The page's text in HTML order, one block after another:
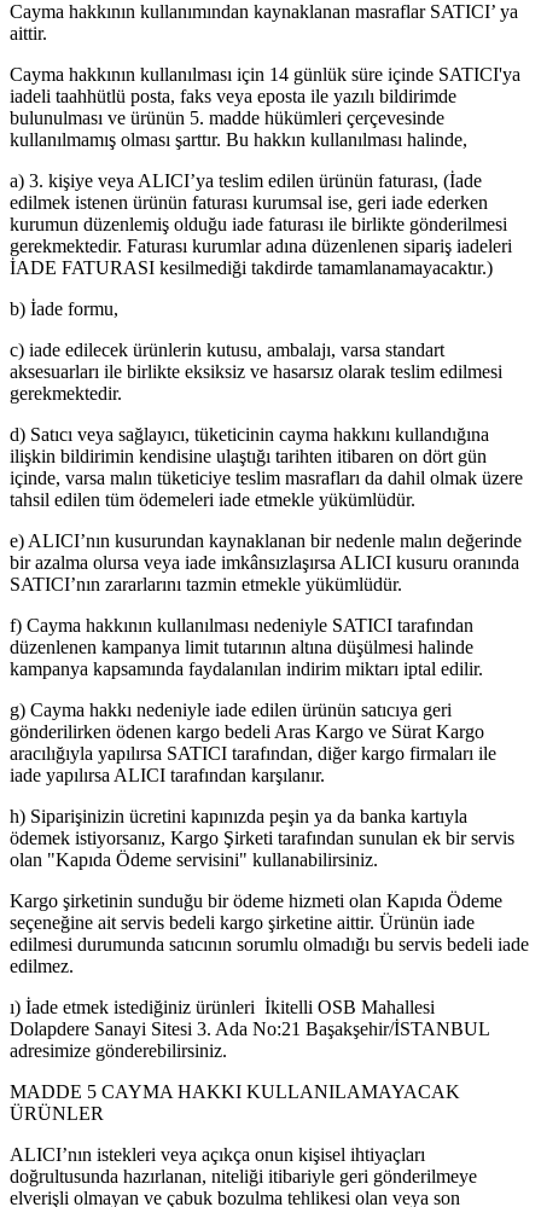
Cayma hakkının kullanımından kaynaklanan masraflar SATICI’ ya
aittir.
Cayma hakkının kullanılması için 14 günlük süre içinde SATICI'ya
iadeli taahhütlü posta, faks veya eposta ile yazılı bildirimde
bulunulması ve ürünün 5. madde hükümleri çerçevesinde
kullanılmamış olması şarttır. Bu hakkın kullanılması halinde,
a) 3. kişiye veya ALICI’ya teslim edilen ürünün faturası, (İade
edilmek istenen ürünün faturası kurumsal ise, geri iade ederken
kurumun düzenlemiş olduğu iade faturası ile birlikte gönderilmesi
gerekmektedir. Faturası kurumlar adına düzenlenen sipariş iadeleri
İADE FATURASI kesilmediği takdirde tamamlanamayacaktır.)
b) İade formu,
c) iade edilecek ürünlerin kutusu, ambalajı, varsa standart
aksesuarları ile birlikte eksiksiz ve hasarsız olarak teslim edilmesi
gerekmektedir.
d) Satıcı veya sağlayıcı, tüketicinin cayma hakkını kullandığına
ilişkin bildirimin kendisine ulaştığı tarihten itibaren on dört gün
içinde, varsa malın tüketiciye teslim masrafları da dahil olmak üzere
tahsil edilen tüm ödemeleri iade etmekle yükümlüdür.
e) ALICI’nın kusurundan kaynaklanan bir nedenle malın değerinde
bir azalma olursa veya iade imkânsızlaşırsa ALICI kusuru oranında
SATICI’nın zararlarını tazmin etmekle yükümlüdür.
f) Cayma hakkının kullanılması nedeniyle SATICI tarafından
düzenlenen kampanya limit tutarının altına düşülmesi halinde
kampanya kapsamında faydalanılan indirim miktarı iptal edilir.
g) Cayma hakkı nedeniyle iade edilen ürünün satıcıya geri
gönderilirken ödenen kargo bedeli Aras Kargo ve Sürat Kargo
aracılığıyla yapılırsa SATICI tarafından, diğer kargo firmaları ile
iade yapılırsa ALICI tarafından karşılanır.
h) Siparişinizin ücretini kapınızda peşin ya da banka kartıyla
ödemek istiyorsanız, Kargo Şirketi tarafından sunulan ek bir servis
olan "Kapıda Ödeme servisini" kullanabilirsiniz.
Kargo şirketinin sunduğu bir ödeme hizmeti olan Kapıda Ödeme
seçeneğine ait servis bedeli kargo şirketine aittir. Ürünün iade
edilmesi durumunda satıcının sorumlu olmadığı bu servis bedeli iade
edilmez.
ı) İade etmek istediğiniz ürünleri İkitelli OSB Mahallesi
Dolapdere Sanayi Sitesi 3. Ada No:21 Başakşehir/İSTANBUL
adresimize gönderebilirsiniz.
MADDE 5 CAYMA HAKKI KULLANILAMAYACAK
ÜRÜNLER
ALICI’nın istekleri veya açıkça onun kişisel ihtiyaçları
doğrultusunda hazırlanan, niteliği itibariyle geri gönderilmeye
elverişli olmayan ve çabuk bozulma tehlikesi olan veya son